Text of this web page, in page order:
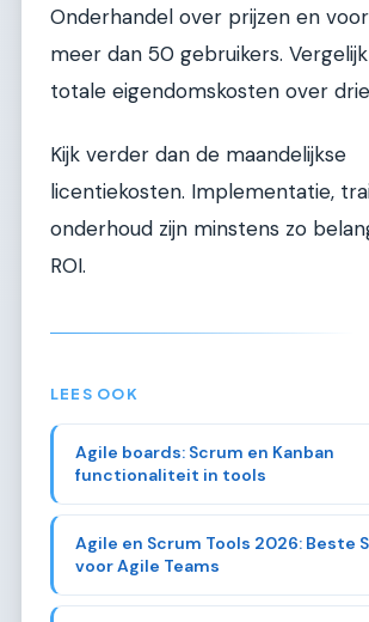
Onderhandel over prijzen en
meer dan 50 gebruikers.
totale eigendomskosten over drie
Kijk verder dan de maandelijkse
licentiekosten. Implementatie,
onderhoud zijn minstens zo
ROI.
LEES OOK
Agile boards: Scrum en Kanban
functionaliteit in tools
Agile en Scrum Tools 2026: Beste
voor Agile Teams